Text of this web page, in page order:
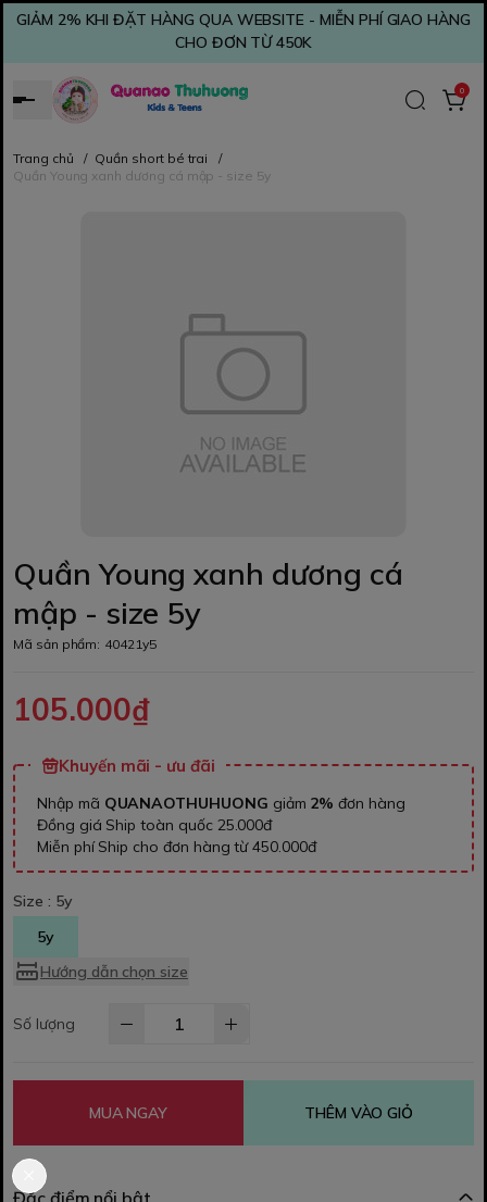
GIẢM 2% KHI ĐẶT HÀNG QUA WEBSITE - MIỄN PHÍ GIAO HÀNG
CHO ĐƠN TỪ 450K
0
Trang chủ / Quần short bé trai
/
Quần Young xanh dương cá mập - size 5y
Quần Young xanh dương cá
mập - size 5y
Mã sản phẩm: 40421y5
105.000₫
Khuyến mãi - ưu đãi
Nhập mã QUANAOTHUHUONG giảm 2% đơn hàng
Đồng giá Ship toàn quốc 25.000đ
Miễn phí Ship cho đơn hàng từ 450.000đ
Size : 5y
5y
Hướng dẫn chọn size
Số lượng
MUA NGAY THÊM VÀO GIỎ
Đặc điểm nổi bật